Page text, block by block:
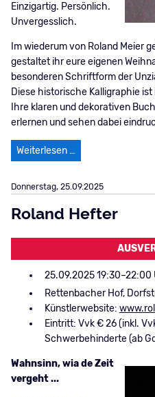
Einzigartig. Persönlich.
Unvergesslich.
Im wiederum von Roland Meier
gestaltet ihr eure eigenen
besonderen Schriftform der
Diese historische Kalligraphie
Ihre klaren und dekorativen
erlernen und sehen dabei
Weiterlesen …
Donnerstag, 25.09.2025
Roland Hefter
25.09.2025 19:30–22:00
Rettenbacher Hof,
Künstlerwebsite:
Eintritt: Vvk € 26 (inkl.
Schwerbehinderte (ab
Wahnsinn, wia de Zeit
vergeht ...